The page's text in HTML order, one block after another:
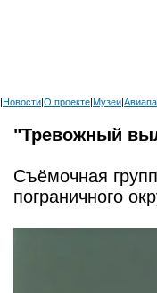
|Новости|О проекте|Музеи|
"Тревожный
Съёмочная
пограничного